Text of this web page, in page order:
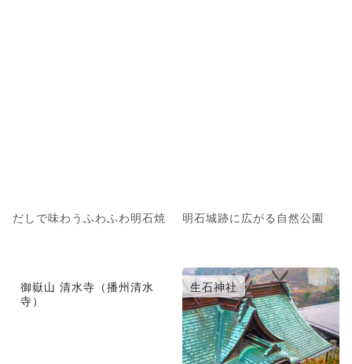
だしで味わうふわふわ明石焼 明石城跡に広がる自然公園
御嶽山 清水寺（播州清水
寺）
生石神社